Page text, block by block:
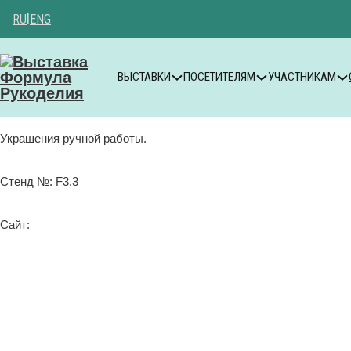
RU|ENG
ВЫСТАВКИ ПОСЕТИТЕЛЯМ УЧАСТНИКАМ
Украшения ручной работы.
Стенд №: F3.3
Сайт: